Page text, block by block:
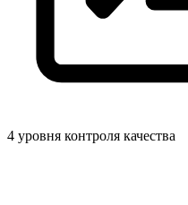
4 уровня контроля качества